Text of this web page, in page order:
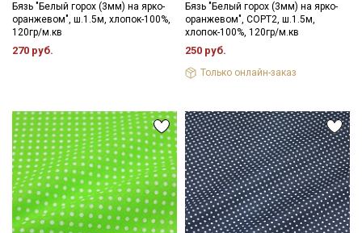
Бязь "Белый горох (3мм) на ярко-
оранжевом", ш.1.5м, хлопок-100%,
120гр/м.кв
270 руб.
Бязь "Белый горох (3мм) на ярко-
оранжевом", СОРТ2, ш.1.5м,
хлопок-100%, 120гр/м.кв
250 руб.
Только онлайн-заказ